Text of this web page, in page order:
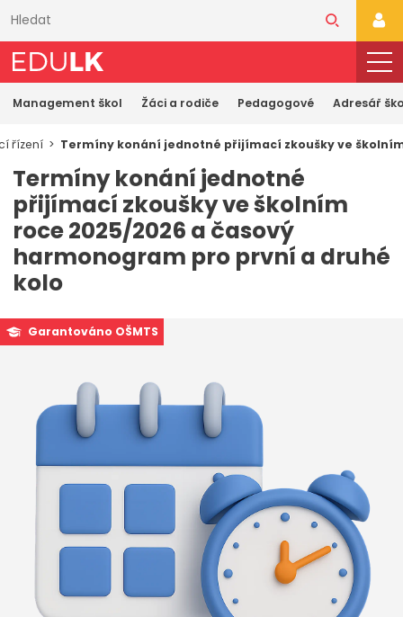
obsahu
Management škol Žáci a rodiče Pedagogové Adresář
řízení Termíny konání jednotné přijímací zkoušky ve
Termíny konání jednotné
přijímací zkoušky ve školním
roce 2025/2026 a časový
harmonogram pro první a druhé
kolo
Garantováno OŠMTS